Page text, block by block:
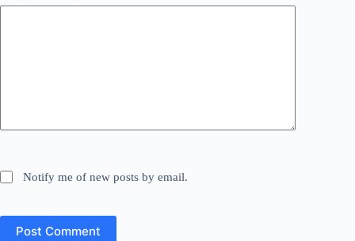
Notify me of new posts by email.
Post Comment